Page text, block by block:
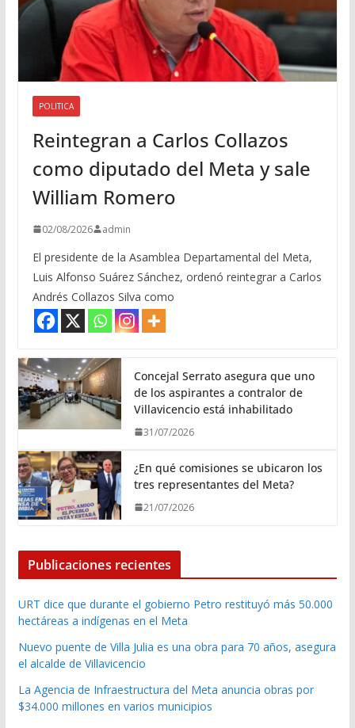
POLITICA
Reintegran a Carlos Collazos
como diputado del Meta y sale
William Romero
02/08/2026 admin
El presidente de la Asamblea Departamental del Meta,
Luis Alfonso Suárez Sánchez, ordenó reintegrar a Carlos
Andrés Collazos Silva como
Concejal Serrato asegura que uno
de los aspirantes a contralor de
Villavicencio está inhabilitado
31/07/2026
¿En qué comisiones se ubicaron los
tres representantes del Meta?
21/07/2026
Publicaciones recientes
URT dice que durante el gobierno Petro restituyó más 50.000
hectáreas a indígenas en el Meta
Nuevo puente de Villa Julia es una obra para 70 años, asegura
el alcalde de Villavicencio
La Agencia de Infraestructura del Meta anuncia obras por
$34.000 millones en varios municipios